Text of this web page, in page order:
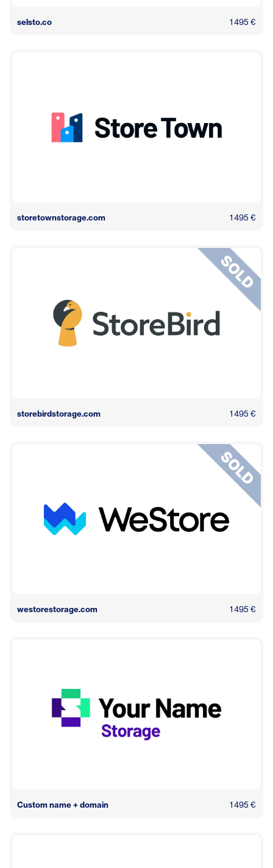
selsto.co 1 495 €
storetownstorage.com 1 495 €
storebirdstorage.com 1 495 €
westorestorage.com 1 495 €
Custom name + domain 1 495 €